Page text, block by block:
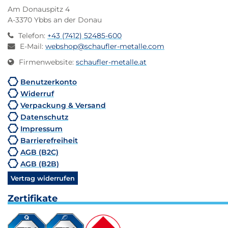
Am Donauspitz 4
A-3370 Ybbs an der Donau
Telefon: +43 (7412) 52485-600
E-Mail: webshop@schaufler-metalle.com
Firmenwebsite: schaufler-metalle.at
Benutzerkonto
Widerruf
Verpackung & Versand
Datenschutz
Impressum
Barrierefreiheit
AGB (B2C)
AGB (B2B)
Vertrag widerrufen
Zertifikate